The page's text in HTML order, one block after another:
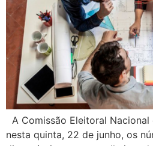
A Comissão Eleitoral
nesta quinta, 22 de junho, os